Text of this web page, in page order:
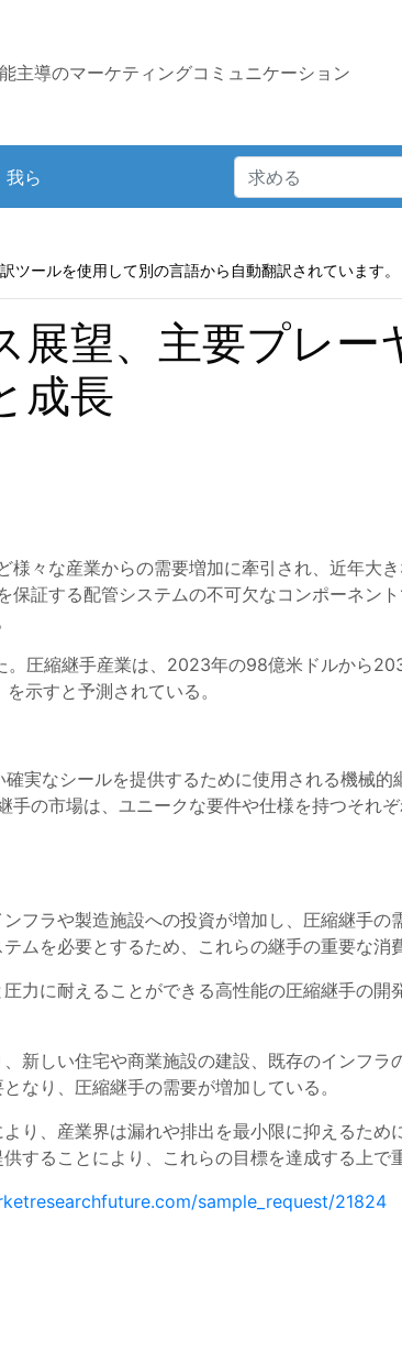
主導のマーケティングコミュニケーション
我ら
ールを使用して別の言語から自動翻訳されています。
展望、主要プレー
成長
様々な産業からの需要増加に牽引され、近年大
証する配管システムの不可欠なコンポーネン
圧縮継手産業は、2023年の98億米ドルから
示すと予測されている。
実なシールを提供するために使用される機械
の市場は、ユニークな要件や仕様を持つそれ
フラや製造施設への投資が増加し、圧縮継手
ムを必要とするため、これらの継手の重要な消
力に耐えることができる高性能の圧縮継手の
、新しい住宅や商業施設の建設、既存のインフ
なり、圧縮継手の需要が増加している。
り、産業界は漏れや排出を最小限に抑えるた
することにより、これらの目標を達成する上で
sample_request/21824